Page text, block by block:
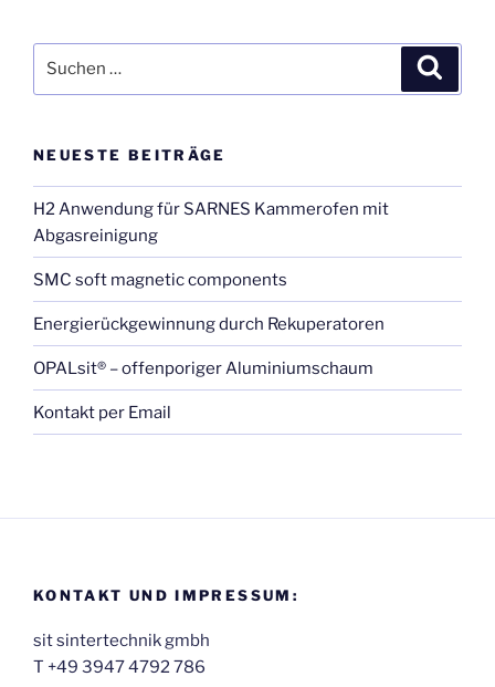
nach:
NEUESTE BEITRÄGE
H2 Anwendung für SARNES Kammerofen mit
Abgasreinigung
SMC soft magnetic components
Energierückgewinnung durch Rekuperatoren
OPALsit® – offenporiger Aluminiumschaum
Kontakt per Email
KONTAKT UND IMPRESSUM:
sit sintertechnik gmbh
T +49 3947 4792 786